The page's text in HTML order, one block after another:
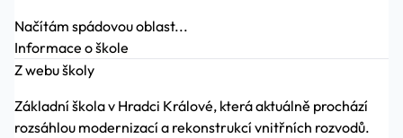
Načítám spádovou oblast...
Informace o škole
Z webu školy
Základní škola v Hradci Králové, která aktuálně prochází
rozsáhlou modernizací a rekonstrukcí vnitřních rozvodů.